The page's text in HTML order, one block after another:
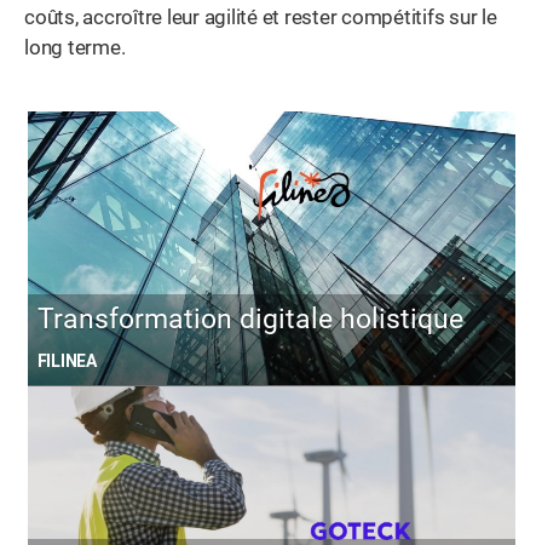
coûts, accroître leur agilité et rester compétitifs sur le
long terme.
Transformation digitale holistique
FILINEA